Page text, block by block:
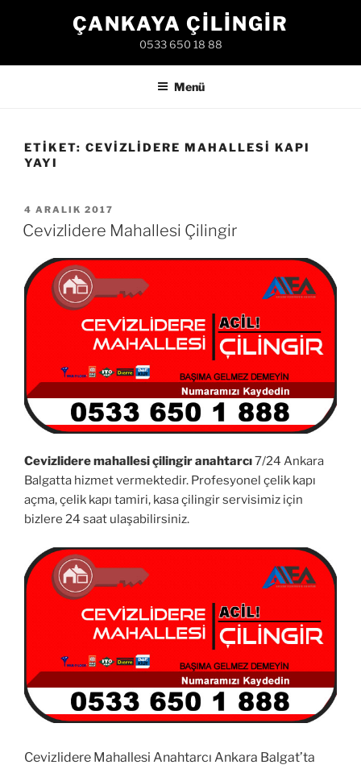
ÇANKAYA ÇILINGIR
0533 650 18 88
Menü
ETIKET: CEVIZLIDERE MAHALLESI KAPI
YAYI
YAYIM
TARIHI
4 ARALIK 2017
Cevizlidere Mahallesi Çilingir
Cevizlidere mahallesi çilingir anahtarcı7/24 Ankara
Balgatta hizmet vermektedir. Profesyonel çelik kapı
açma, çelik kapı tamiri, kasa çilingir servisimiz için
bizlere 24 saat ulaşabilirsiniz.
Cevizlidere Mahallesi Anahtarcı Ankara Balgat’ta